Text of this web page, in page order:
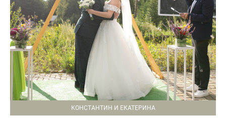
КОНСТАНТИН И ЕКАТЕРИНА